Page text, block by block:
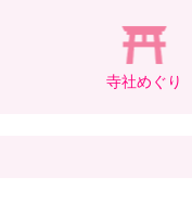
寺社めぐり